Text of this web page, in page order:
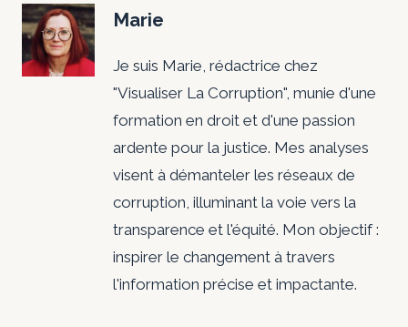
Marie
Je suis Marie, rédactrice chez
"Visualiser La Corruption", munie d'une
formation en droit et d'une passion
ardente pour la justice. Mes analyses
visent à démanteler les réseaux de
corruption, illuminant la voie vers la
transparence et l'équité. Mon objectif :
inspirer le changement à travers
l'information précise et impactante.